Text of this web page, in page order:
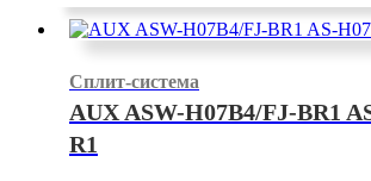
Сплит-система
AUX ASW-H07B4/FJ-BR1
R1